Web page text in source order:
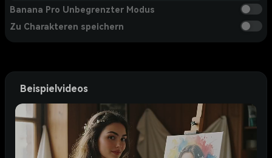
Banana Pro Unbegrenzter Modus
Zu Charakteren speichern
Beispielvideos